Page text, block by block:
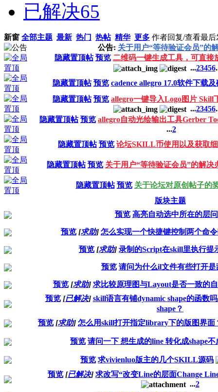
已解决65
新窗 全部主题 最新 热门 热帖 精华 更多 作者回复/查看最后
公告: 关于用户“等待验证会员”的
隐藏置顶帖 预览 二维码一键生成工具，可直接
...23456
隐藏置顶帖 预览 cadence allegro 17.0软件下载
隐藏置顶帖 预览 allegro一键导入Logo图片 Skill
...23456
隐藏置顶帖 预览 allegro自动光绘输出工具Gerber
...2
隐藏置顶帖 预览 论坛SKILL币使用以及获取
隐藏置顶帖 预览 关于用户“等待验证会员”的解决
隐藏置顶帖 预览 关于论坛对原创帖子的
版块主题
预览 高亮自动选中所在的层
预览 [求助] 怎么实现一个快捷键控制两个命
预览 [求助] 录制的Script在skill里执行提
预览 请问为什么il文件有些打开是
预览 [求助] 求比较原理图与Layout是否一致的
预览 [已解决] skill语言有铺dynamic shape的函数
shape？
预览 [求助] 怎么用skill打开指定library下的版图界面
预览 请问一下 想生成的line 转化成shape
预览 求vivienluo版主的几个SKILL源码
预览 [已解决] 求改写“改变Line的层面Change
...2